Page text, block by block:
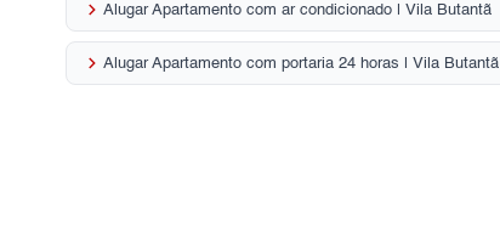
keyboard_arrow_right Alugar Apartamento com ar condicionado | Vila Butantã
keyboard_arrow_right Alugar Apartamento com portaria 24 horas | Vila Butantã